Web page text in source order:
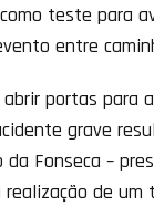
teste para
entre
portas para
grave
Fonseca –
de um